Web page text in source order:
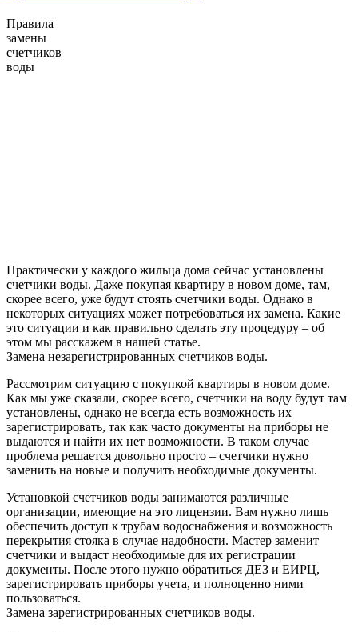
Правила
замены
счетчиков
воды
Практически у каждого жильца дома сейчас установлены
счетчики воды. Даже покупая квартиру в новом доме, там,
скорее всего, уже будут стоять счетчики воды. Однако в
некоторых ситуациях может потребоваться их замена. Какие
это ситуации и как правильно сделать эту процедуру – об
этом мы расскажем в нашей статье.
Замена незарегистрированных счетчиков воды.
Рассмотрим ситуацию с покупкой квартиры в новом доме.
Как мы уже сказали, скорее всего, счетчики на воду будут там
установлены, однако не всегда есть возможность их
зарегистрировать, так как часто документы на приборы не
выдаются и найти их нет возможности. В таком случае
проблема решается довольно просто – счетчики нужно
заменить на новые и получить необходимые документы.
Установкой счетчиков воды занимаются различные
организации, имеющие на это лицензии. Вам нужно лишь
обеспечить доступ к трубам водоснабжения и возможность
перекрытия стояка в случае надобности. Мастер заменит
счетчики и выдаст необходимые для их регистрации
документы. После этого нужно обратиться ДЕЗ и ЕИРЦ,
зарегистрировать приборы учета, и полноценно ними
пользоваться.
Замена зарегистрированных счетчиков воды.